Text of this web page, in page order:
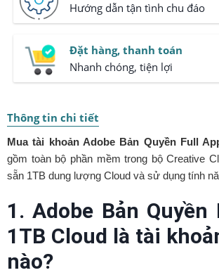
Hướng dẫn tận tình chu đáo
Đặt hàng, thanh toán
Nhanh chóng, tiện lợi
Thông tin chi tiết
Mua tài khoản Adobe Bản Quyền Full
gồm toàn bộ phần mềm trong bộ Creative
sẵn 1TB dung lượng Cloud và sử dụng tính
1. Adobe Bản Quyền
1TB Cloud là tài
nào?